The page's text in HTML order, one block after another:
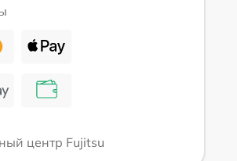
центр Fujitsu